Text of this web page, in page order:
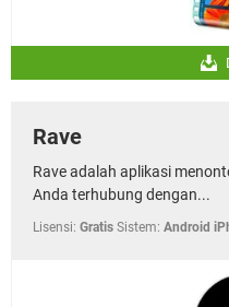
Rave
Rave adalah aplikasi
Anda terhubung dengan...
Lisensi: Gratis Sistem: Android